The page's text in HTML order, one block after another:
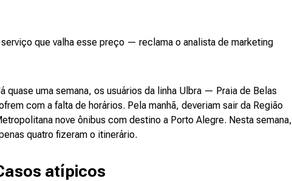
que valha esse preço — reclama o analista de marketing
quase uma semana, os usuários da linha Ulbra — Praia de Belas
com a falta de horários. Pela manhã, deveriam sair da Região
nove ônibus com destino a Porto Alegre. Nesta semana,
quatro fizeram o itinerário.
atípicos